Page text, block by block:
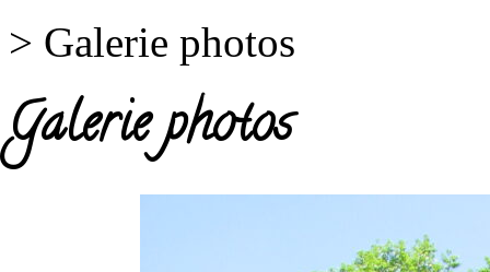
> Galerie photos
Galerie photos